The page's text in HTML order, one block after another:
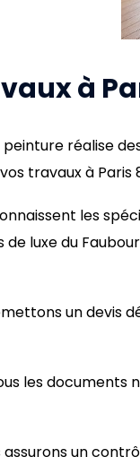
à
peinture réalise
travaux à Paris
les
luxe du
un devis
les
un